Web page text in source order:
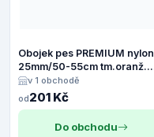
Obojek pes PREMIUM nylon
25mm/50-55cm tm.oranž.
Zolux
v 1 obchodě
od201 Kč
Do obchodu